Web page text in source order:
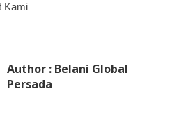
Kami
Author : Belani Global
Persada